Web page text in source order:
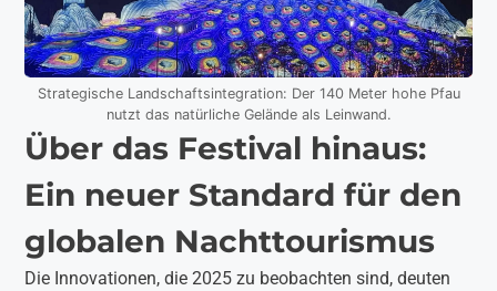
Strategische Landschaftsintegration: Der 140 Meter hohe Pfau
nutzt das natürliche Gelände als Leinwand.
Über das Festival hinaus:
Ein neuer Standard für den
globalen Nachttourismus
Die Innovationen, die 2025 zu beobachten sind, deuten